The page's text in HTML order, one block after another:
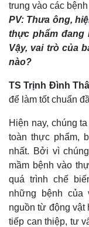
Thế giới
Quan sát
trung vào các
PV: Thưa ông,
thực phẩm đang
Vậy, vai trò của
nào?
TS Trịnh Đình
để làm tốt chuẩn
Hiện nay, chúng
toàn thực phẩm,
nhất. Bởi vì
mầm bệnh vào
quá trình chế
những bệnh
nguồn từ động
tiếp can thiệp, tư